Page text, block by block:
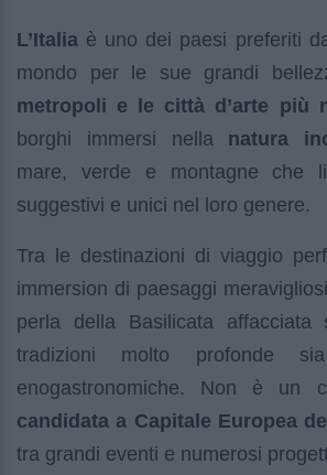
L’Italia è uno dei paesi preferiti
mondo per le sue grandi
metropoli e le città d’arte più
borghi immersi nella natura
mare, verde e montagne che
suggestivi e unici nel loro genere.
Tra le destinazioni di viaggio
immersion di paesaggi meravigliosi
perla della Basilicata
tradizioni molto profonde
enogastronomiche. Non è un
candidata a Capitale Europea
tra grandi eventi e numerosi